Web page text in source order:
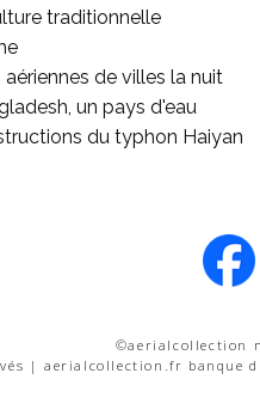
traditionnelle
aériennes de villes la nuit
un pays d'eau
du typhon Haiyan
©aerialcollection
| aerialcollection.fr banque